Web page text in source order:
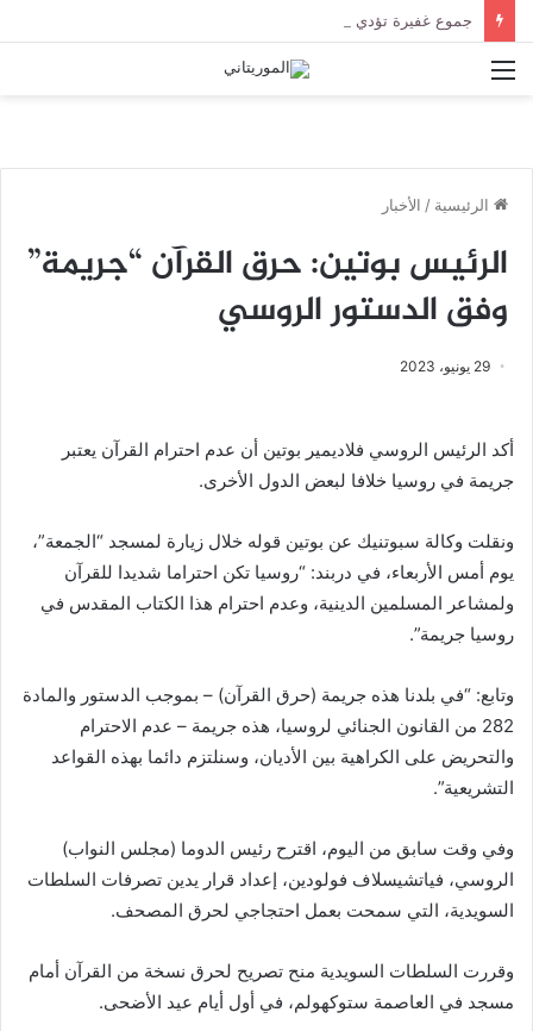
القائمة
الرئيسية / الأخبار
الرئيس بوتين: حرق القرآن “جريمة”
وفق الدستور الروسي
29 يونيو، 2023
أكد الرئيس الروسي فلاديمير بوتين أن عدم احترام القرآن يعتبر
جريمة في روسيا خلافا لبعض الدول الأخرى.
ونقلت وكالة سبوتنيك عن بوتين قوله خلال زيارة لمسجد “الجمعة”،
يوم أمس الأربعاء، في دربند: “روسيا تكن احتراما شديدا للقرآن
ولمشاعر المسلمين الدينية، وعدم احترام هذا الكتاب المقدس في
روسيا جريمة”.
وتابع: “في بلدنا هذه جريمة (حرق القرآن) – بموجب الدستور والمادة
282 من القانون الجنائي لروسيا، هذه جريمة – عدم الاحترام
والتحريض على الكراهية بين الأديان، وسنلتزم دائما بهذه القواعد
التشريعية”.
وفي وقت سابق من اليوم، اقترح رئيس الدوما (مجلس النواب)
الروسي، فياتشيسلاف فولودين، إعداد قرار يدين تصرفات السلطات
السويدية، التي سمحت بعمل احتجاجي لحرق المصحف.
وقررت السلطات السويدية منح تصريح لحرق نسخة من القرآن أمام
مسجد في العاصمة ستوكهولم، في أول أيام عيد الأضحى.